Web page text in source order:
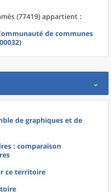
(77419) appartient :
de communes
de graphiques et de
: comparaison
ce territoire